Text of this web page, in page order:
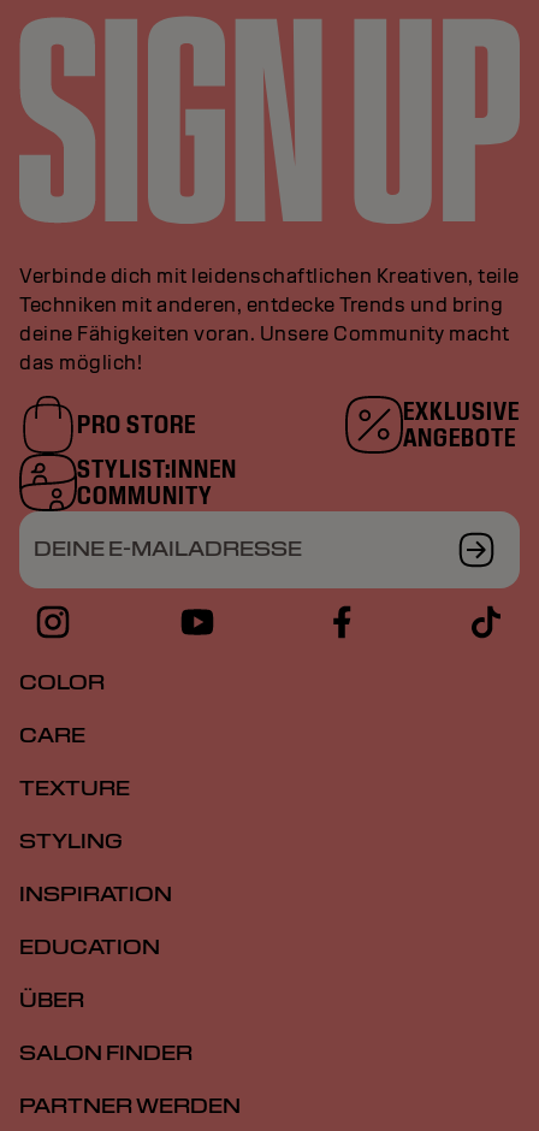
Verbinde dich mit leidenschaftlichen Kreativen, teile
Techniken mit anderen, entdecke Trends und bring
deine Fähigkeiten voran. Unsere Community macht
das möglich!
PRO STORE
EXKLUSIVE
ANGEBOTE
STYLIST:INNEN
COMMUNITY
DEINE E-MAILADRESSE
COLOR
CARE
TEXTURE
STYLING
INSPIRATION
EDUCATION
ÜBER
SALON FINDER
PARTNER WERDEN